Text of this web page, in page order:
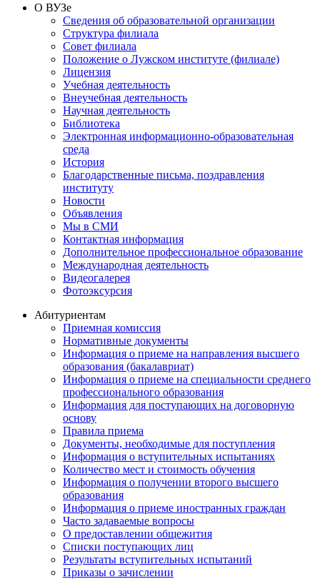
О ВУЗе
Сведения об образовательной организации
Структура филиала
Совет филиала
Положение о Лужском институте (филиале)
Лицензия
Учебная деятельность
Внеучебная деятельность
Научная деятельность
Библиотека
Электронная информационно-образовательная
среда
История
Благодарственные письма, поздравления
институту
Новости
Объявления
Мы в СМИ
Контактная информация
Дополнительное профессиональное образование
Международная деятельность
Видеогалерея
Фотоэксурсия
Абитуриентам
Приемная комиссия
Нормативные документы
Информация о приеме на направления высшего
образования (бакалавриат)
Информация о приеме на специальности среднего
профессионального образования
Информация для поступающих на договорную
основу
Правила приема
Документы, необходимые для поступления
Информация о вступительных испытаниях
Количество мест и стоимость обучения
Информация о получении второго высшего
образования
Информация о приеме иностранных граждан
Часто задаваемые вопросы
О предоставлении общежития
Списки поступающих лиц
Результаты вступительных испытаний
Приказы о зачислении